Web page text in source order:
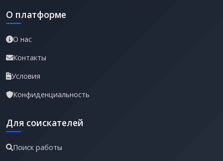
О платформе
О нас
Контакты
Условия
Конфиденциальность
Для соискателей
Поиск работы